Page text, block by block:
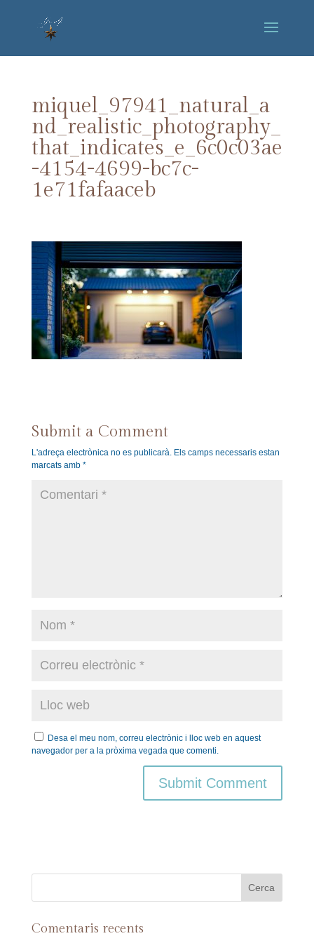
miquel_97941_natural_a
nd_realistic_photography_
that_indicates_e_6c0c03ae
-4154-4699-bc7c-
1e71fafaaceb
Submit a Comment
L'adreça electrònica no es publicarà. Els camps necessaris estan
marcats amb *
Desa el meu nom, correu electrònic i lloc web en aquest
navegador per a la pròxima vegada que comenti.
Comentaris recents